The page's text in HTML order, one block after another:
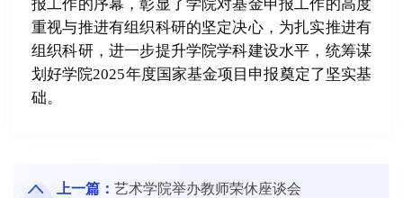
报工作的序幕，彰显了学院对基金申报工作的高度
重视与推进有组织科研的坚定决心，为扎实推进有
组织科研，进一步提升学院学科建设水平，统筹谋
划好学院2025年度国家基金项目申报奠定了坚实基
础。
上一篇： 艺术学院举办教师荣休座谈会